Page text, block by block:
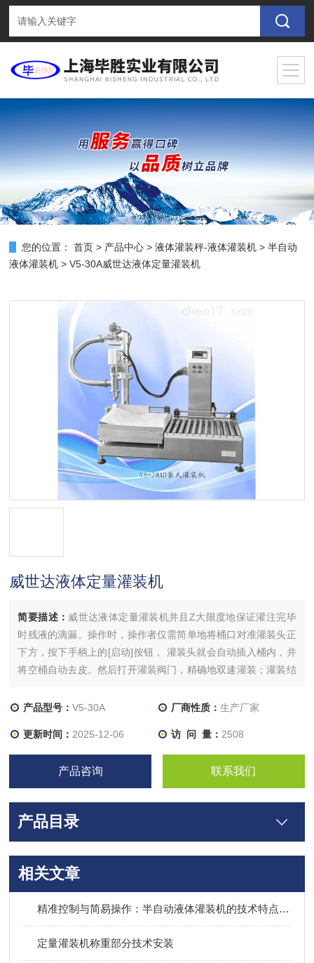
您的位置： 首页 > 产品中心 >液体灌装秤-液体灌装机 >半自动
液体灌装机 > V5-30A威世达液体定量灌装机
威世达液体定量灌装机
简要描述： 威世达液体定量灌装机并且Z大限度地保证灌注完毕
时残液的滴漏。操作时，操作者仅需简单地将桶口对准灌装头正
下方，按下手柄上的[启动]按钮， 灌装头就会自动插入桶内，并
将空桶自动去皮。然后打开灌装阀门，精确地双速灌装；灌装结
产品型号：V5-30A 厂商性质： 生产厂家
更新时间： 2025-12-06 访 问 量： 2508
产品咨询 联系我们
产品目录
相关文章
精准控制与简易操作：半自动液体灌装机的技术特点与性能优势
定量灌装机称重部分技术安装